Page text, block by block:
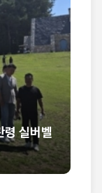
부임 환영… “신앙
도약 기대”